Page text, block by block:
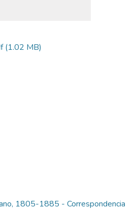
(1.02 MB)
1805-1885 - Correspondencia